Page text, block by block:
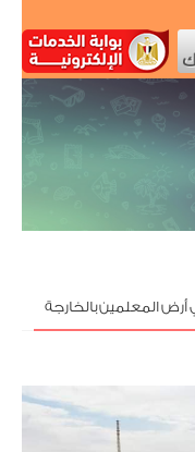
المعلمين بالخارجة